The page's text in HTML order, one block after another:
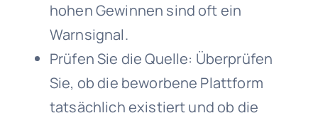
hohen Gewinnen sind oft ein
Warnsignal.
Prüfen Sie die Quelle: Überprüfen
Sie, ob die beworbene Plattform
tatsächlich existiert und ob die